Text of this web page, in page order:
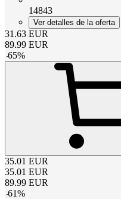
14843
Ver detalles de la oferta
31.63 EUR
89.99 EUR
-65%
35.01 EUR
35.01 EUR
89.99 EUR
-61%